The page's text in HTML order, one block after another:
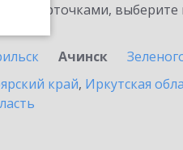
карточками, выберите
Ачинск
край, Иркутская